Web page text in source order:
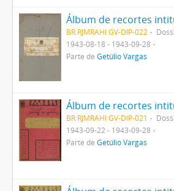
BR RJMRAHI GV-DIP-022
1943-08-18 - 1943-09-28
Parte deGetúlio Vargas
BR RJMRAHI GV-DIP-021
1943-09-22 - 1943-09-28
Parte deGetúlio Vargas